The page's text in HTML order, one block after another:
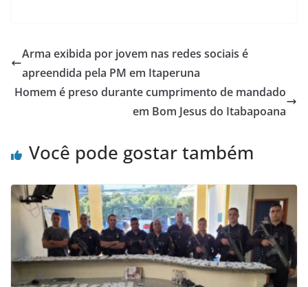
e
b
o
er s
A
p
e
Arma exibida por jovem nas redes sociais é
apreendida pela PM em Itaperuna
Homem é preso durante cumprimento de mandado
em Bom Jesus do Itabapoana
Você pode gostar também